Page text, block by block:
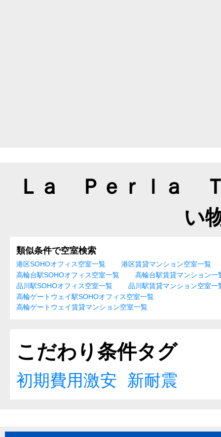
Ｌａ Ｐｅｒｌａ Ｔ
い
類似条件で空室検索
港区SOHOオフィス空室一覧
港区賃貸マンション空室一覧
高輪台駅SOHOオフィス空室一覧
高輪台駅賃貸マンション一
品川駅SOHOオフィス空室一覧
品川駅賃貸マンション空室一
高輪ゲートウェイ駅SOHOオフィス空室一覧
高輪ゲートウェイ賃貸マンション空室一覧
こだわり条件タグ
初期費用激安 新耐震